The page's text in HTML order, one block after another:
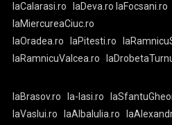
laCalarasi.ro
laDeva.ro laFocsani.ro
laMiercureaCiuc.ro
laOradea.ro
laPitesti.ro
laRamnicuValcea.ro
laBrasov.ro la-Iasi.ro
laVaslui.ro
laAlbaIulia.ro